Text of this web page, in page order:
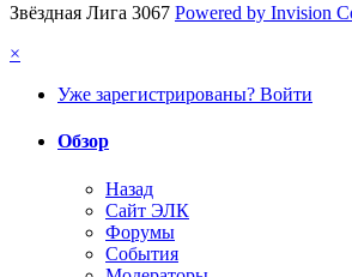
Звёздная Лига 3067 Powered by Invision
×
Уже зарегистрированы? Войти
Обзор
Назад
Сайт ЭЛК
Форумы
События